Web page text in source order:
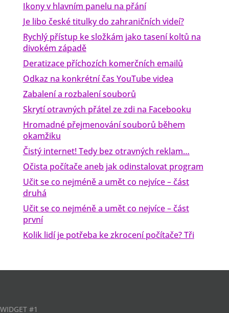
Ikony v hlavním panelu na přání
Je libo české titulky do zahraničních videí?
Rychlý přístup ke složkám jako tasení koltů na
divokém západě
Deratizace příchozích komerčních emailů
Odkaz na konkrétní čas YouTube videa
Zabalení a rozbalení souborů
Skrytí otravných přátel ze zdi na Facebooku
Hromadné přejmenování souborů během
okamžiku
Čistý internet! Tedy bez otravných reklam…
Očista počítače aneb jak odinstalovat program
Učit se co nejméně a umět co nejvíce – část
druhá
Učit se co nejméně a umět co nejvíce – část
první
Kolik lidí je potřeba ke zkrocení počítače? Tři
WIDGET #1